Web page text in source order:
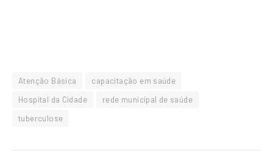
Atenção Básica
capacitação em saúde
Hospital da Cidade
rede municipal de saúde
tuberculose